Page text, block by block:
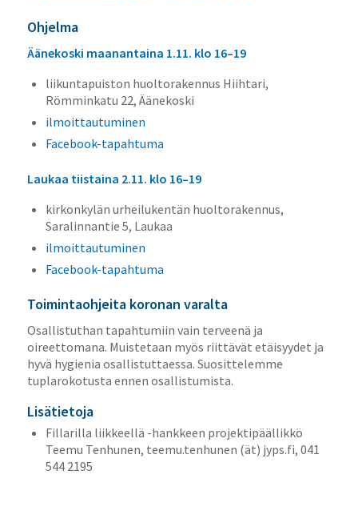
Ohjelma
Äänekoski maanantaina 1.11. klo 16–19
liikuntapuiston huoltorakennus Hiihtari,
Römminkatu 22, Äänekoski
ilmoittautuminen
Facebook-tapahtuma
Laukaa tiistaina 2.11. klo 16–19
kirkonkylän urheilukentän huoltorakennus,
Saralinnantie 5, Laukaa
ilmoittautuminen
Facebook-tapahtuma
Toimintaohjeita koronan varalta
Osallistuthan tapahtumiin vain terveenä ja
oireettomana. Muistetaan myös riittävät etäisyydet ja
hyvä hygienia osallistuttaessa. Suosittelemme
tuplarokotusta ennen osallistumista.
Lisätietoja
Fillarilla liikkeellä -hankkeen projektipäällikkö
Teemu Tenhunen, teemu.tenhunen (ät) jyps.fi, 041
544 2195